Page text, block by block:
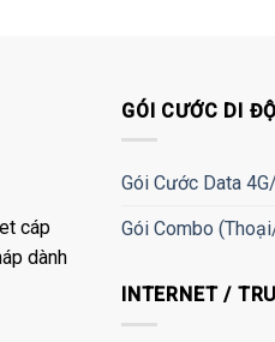
cáp
dành
GÓI CƯỚC DI
Gói Cước Data
Gói Combo
INTERNET /